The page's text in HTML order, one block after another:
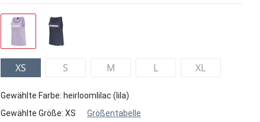
XS S M L XL
Gewählte Farbe: heirloomlilac (lila)
Gewählte Größe: XS Größentabelle